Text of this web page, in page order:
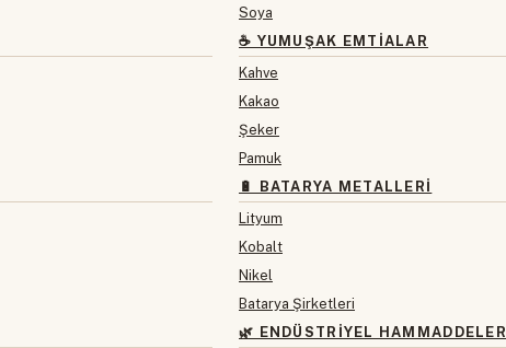
Soya
☕ YUMUŞAK EMTIALAR
Kahve
Kakao
Şeker
Pamuk
🔋 BATARYA METALLERI
Lityum
Kobalt
Nikel
Batarya Şirketleri
🌿 ENDÜSTRIYEL HAMMADDELER